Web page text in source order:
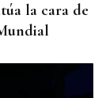
la cara de